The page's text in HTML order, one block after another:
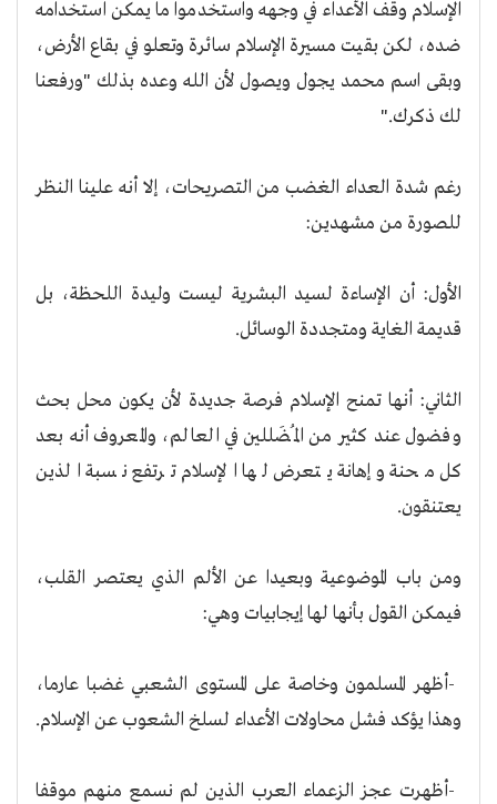
الإسلام وقف الأعداء في وجهه واستخدموا ما يمكن استخدامه
ضده، لكن بقيت مسيرة الإسلام سائرة وتعلو في بقاع الأرض،
وبقى اسم محمد يجول ويصول لأن الله وعده بذلك "ورفعنا
لك ذكرك".
رغم شدة العداء الغضب من التصريحات، إلا أنه علينا النظر
للصورة من مشهدين:
الأول: أن الإساءة لسيد البشرية ليست وليدة اللحظة، بل
قديمة الغاية ومتجددة الوسائل.
الثاني: أنها تمنح الإسلام فرصة جديدة لأن يكون محل بحث
وفضول عند كثير من المُضَللين في العالم، والمعروف أنه بعد
كل محنة وإهانة يتعرض لها الإسلام ترتفع نسبة الذين
يعتنقون.
ومن باب الموضوعية وبعيدا عن الألم الذي يعتصر القلب،
فيمكن القول بأنها لها إيجابيات وهي:
-أظهر المسلمون وخاصة على المستوى الشعبي غضبا عارما،
وهذا يؤكد فشل محاولات الأعداء لسلخ الشعوب عن الإسلام.
-أظهرت عجز الزعماء العرب الذين لم نسمع منهم موقفا